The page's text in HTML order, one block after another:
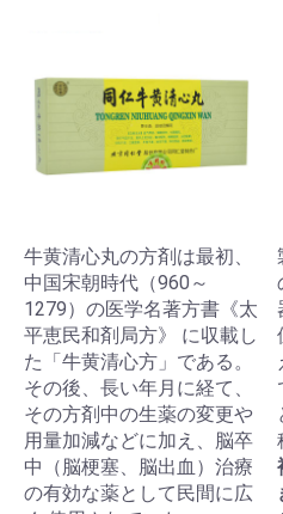
牛黄清心丸の方剤は最初、
中国宋朝時代（960～
1279）の医学名著方書《太
平恵民和剤局方》 に収載し
た「牛黄清心方」である。
その後、長い年月に経て、
その方剤中の生薬の変更や
用量加減などに加え、脳卒
中（脳梗塞、脳出血）治療
の有効な薬として民間に広